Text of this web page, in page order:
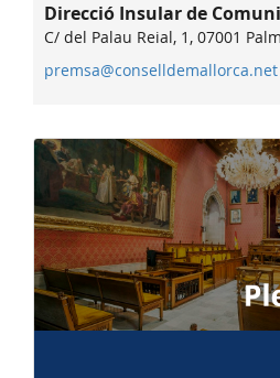
Direcció Insular de
C/ del Palau Reial, 1, 07001
premsa@conselldemallorca.net